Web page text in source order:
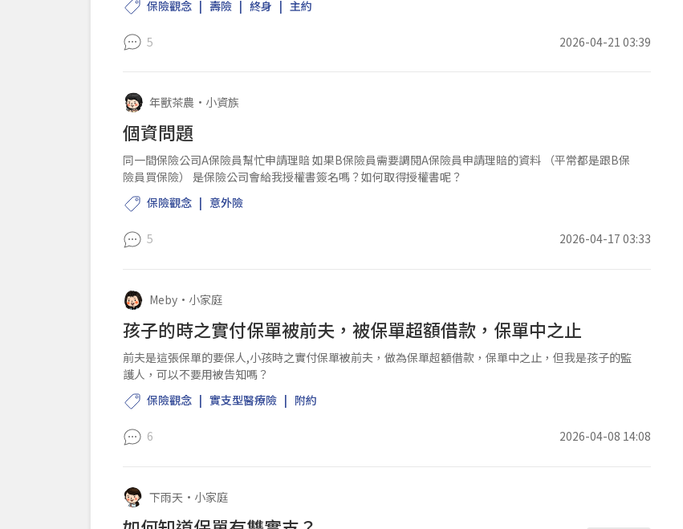
保險觀念
壽險 終身 主約
5 2026-04-21 03:39
年獸茶農 • 小資族
個資問題
同一間保險公司A保險員幫忙申請理賠 如果B保險員需要調閱A保險員申請理賠的資料 （平常都是跟B保
險員買保險） 是保險公司會給我授權書簽名嗎？如何取得授權書呢？
保險觀念
意外險
5 2026-04-17 03:33
Meby • 小家庭
孩子的時之實付保單被前夫，被保單超額借款，保單中之止
前夫是這張保單的要保人,小孩時之實付保單被前夫，做為保單超額借款，保單中之止，但我是孩子的監
護人，可以不要用被告知嗎？
保險觀念
實支型醫療險 附約
6 2026-04-08 14:08
下雨天 • 小家庭